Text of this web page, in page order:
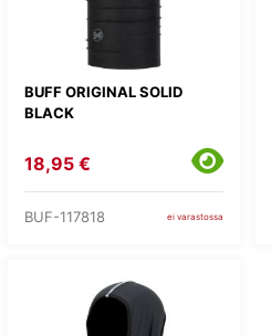
BUFF ORIGINAL SOLID
BLACK
18,95 €
BUF-117818 ei varastossa